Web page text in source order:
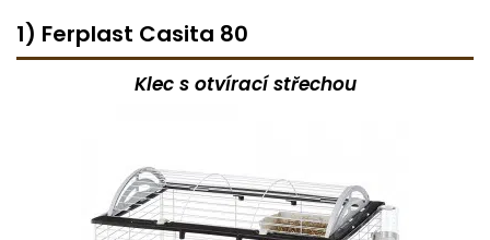
1) Ferplast Casita 80
Klec s otvírací střechou